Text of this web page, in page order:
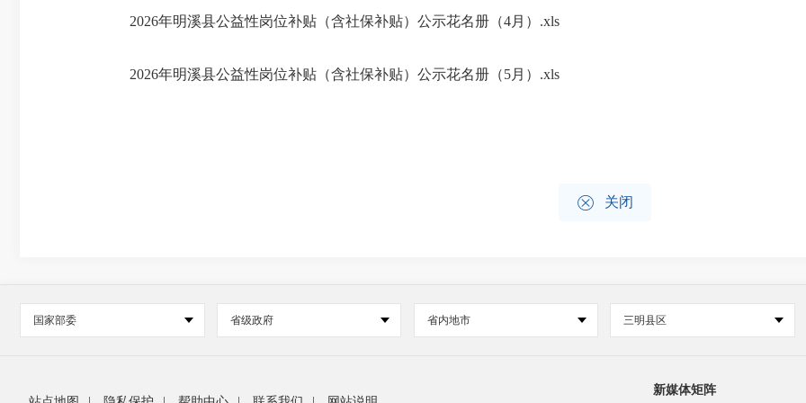
2026年明溪县公益性岗位补贴（含社保补贴）公示花名册（4月）.xls
2026年明溪县公益性岗位补贴（含社保补贴）公示花名册（5月）.xls
 关闭
国家部委 省级政府 省内地市 三明县区
新媒体矩阵